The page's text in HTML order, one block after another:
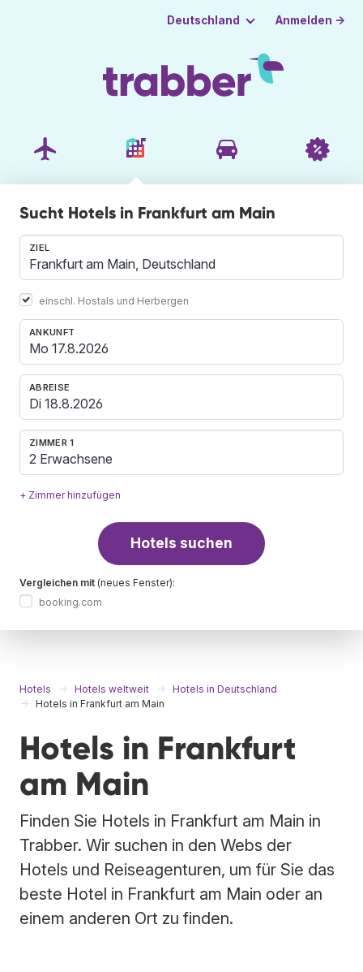
Deutschland Anmelden →
Sucht Hotels in Frankfurt am Main
ZIEL
einschl. Hostals und Herbergen
ANKUNFT
ABREISE
ZIMMER 1
2 Erwachsene
+ Zimmer hinzufügen
Hotels suchen
Vergleichen mit (neues Fenster):
booking.com
Hotels Hotels weltweit
Hotels in Deutschland
Hotels in Frankfurt am Main
Hotels in Frankfurt
am Main
Finden Sie Hotels in Frankfurt am Main in
Trabber. Wir suchen in den Webs der
Hotels und Reiseagenturen, um für Sie das
beste Hotel in Frankfurt am Main oder an
einem anderen Ort zu finden.